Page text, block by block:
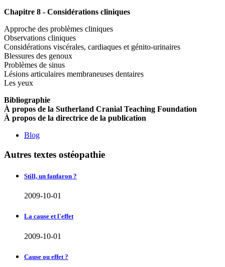
Chapitre 8 - Considérations cliniques
Approche des problèmes cliniques
Observations cliniques
Considérations viscérales, cardiaques et génito-urinaires
Blessures des genoux
Problèmes de sinus
Lésions articulaires membraneuses dentaires
Les yeux
Bibliographie
À propos de la Sutherland Cranial Teaching Foundation
À propos de la directrice de la publication
Blog
Autres textes ostéopathie
Still, un fanfaron ?
2009-10-01
La cause et l'effet
2009-10-01
Cause ou effet ?